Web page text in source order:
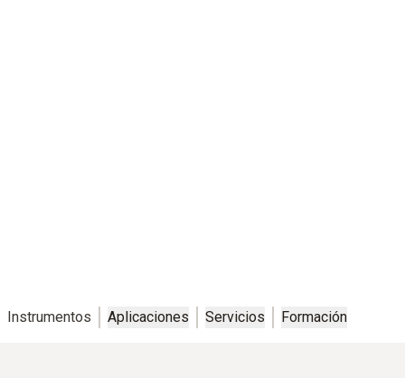
Instrumentos Aplicaciones Servicios Formación